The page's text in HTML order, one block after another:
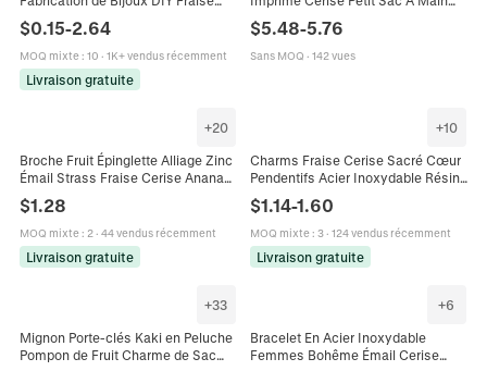
Pastèque Raisin Pendentifs en
Alliage Avec Fermoir Homard
$0.15-2.64
MOQ mixte: 10 · 1K+ vendus récemment
Livraison gratuite
Réglable Et Pendentif
$5.48-5.76
Sans MOQ · 142 vues
+20
Broche Fruit Épinglette Alliage Zinc
Émail Strass Fraise Cerise Ananas
Forme Anti-Exposition Revers Pin
Pour Femmes
$1.28
MOQ mixte: 2· 44 vendus récemment
Livraison gratuite
+10
Charms Fraise Cerise Sacré Cœur
Pendentifs Acier Inoxydable Résine
Strass Perles Création Bijoux
Femmes Filles
$1.14-1.60
MOQ mixte: 3· 124 vendus récemment
Livraison gratuite
+33
Mignon Porte-clés Kaki en Peluche
Pompon de Fruit Charme de Sac
+6
Bracelet En Acier Inoxydable
Femmes Bohême Émail Cerise